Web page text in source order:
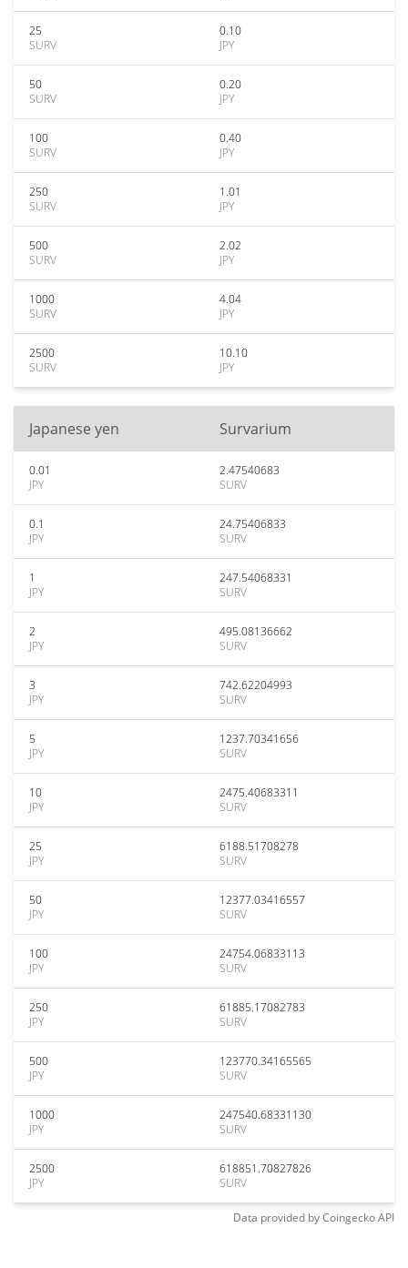
25
SURV
0.10
JPY
50
SURV
0.20
JPY
100
SURV
0.40
JPY
250
SURV
1.01
JPY
500
SURV
2.02
JPY
1000
SURV
4.04
JPY
2500
SURV
10.10
JPY
Japanese yen Survarium
0.01
JPY
2.47540683
SURV
0.1
JPY
24.75406833
SURV
1
JPY
247.54068331
SURV
2
JPY
495.08136662
SURV
3
JPY
742.62204993
SURV
5
JPY
1237.70341656
SURV
10
JPY
2475.40683311
SURV
25
JPY
6188.51708278
SURV
50
JPY
12377.03416557
SURV
100
JPY
24754.06833113
SURV
250
JPY
61885.17082783
SURV
500
JPY
123770.34165565
SURV
1000
JPY
247540.68331130
SURV
2500
JPY
618851.70827826
SURV
Data provided byCoingeckoAPI